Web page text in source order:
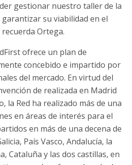
gestionar nuestro taller de la
su viabilidad en el
Ortega.
ofrece un plan de
concebido e impartido por
del mercado. En virtud del
de realizada en Madrid
la Red ha realizado más de una
en áreas de interés para el
en más de una decena de
País Vasco, Andalucía, la
Cataluña y las dos castillas, en